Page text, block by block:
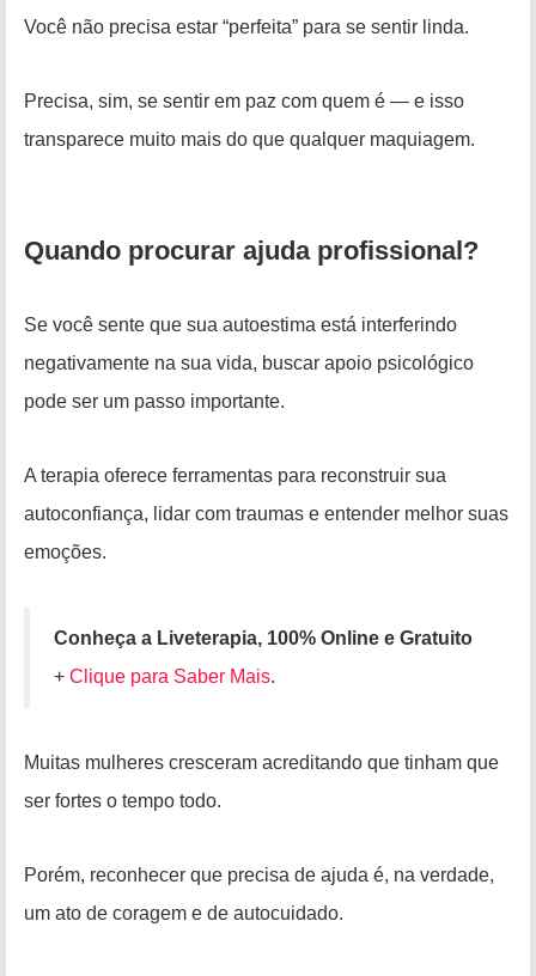
Você não precisa estar “perfeita” para se sentir linda.
Precisa, sim, se sentir em paz com quem é — e isso
transparece muito mais do que qualquer maquiagem.
Quando procurar ajuda profissional?
Se você sente que sua autoestima está interferindo
negativamente na sua vida, buscar apoio psicológico
pode ser um passo importante.
A terapia oferece ferramentas para reconstruir sua
autoconfiança, lidar com traumas e entender melhor suas
emoções.
Conheça a Liveterapia, 100% Online e Gratuito
+ Clique para Saber Mais.
Muitas mulheres cresceram acreditando que tinham que
ser fortes o tempo todo.
Porém, reconhecer que precisa de ajuda é, na verdade,
um ato de coragem e de autocuidado.